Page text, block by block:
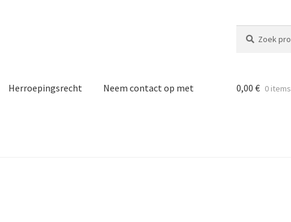
naar:
Herroepingsrecht Neem contact op met 0,00 € 0 items